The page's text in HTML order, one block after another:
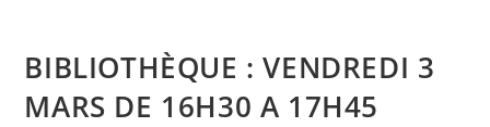
BIBLIOTHÈQUE : VENDREDI 3
MARS DE 16H30 A 17H45